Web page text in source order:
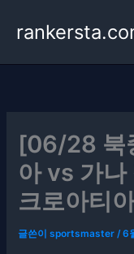
로
[06/28 북
아 vs 가나
크로아티
글쓴이sportsmaster/6